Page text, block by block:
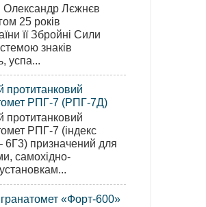
Олександр Лєжнєв
25 років
її Збройні Сили
знаків
успа...
протитанковий
РПГ-7 (РПГ-7Д)
протитанковий
РПГ-7 (індекс
6Г3) призначений для
самохідно-
«Форт-600»